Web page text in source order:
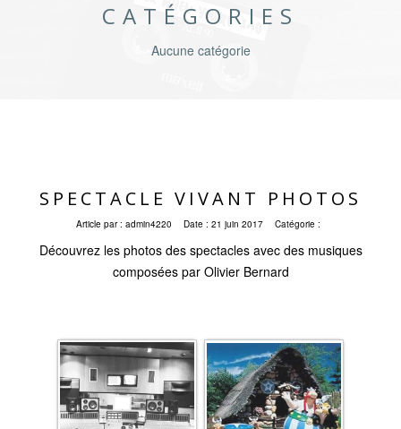
CATÉGORIES
Aucune catégorie
SPECTACLE VIVANT PHOTOS
Article par : admin4220 Date : 21 juin 2017 Catégorie :
Découvrez les photos des spectacles avec des musiques
composées par Olivier Bernard